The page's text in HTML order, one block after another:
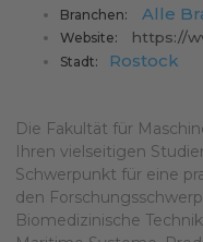
Branchen:
Alle
Website: https://
Stadt: Rostock
Die Fakultät für
Ihren vielseitigen
Schwerpunkt für eine
den
Biomedizinische